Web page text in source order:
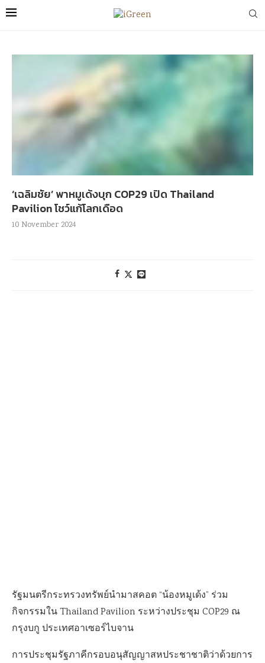
‘เฉลิมชัย’ พาหมูเด้งบุก COP29 เปิด Thailand
Pavilion โชว์แก้โลกเดือด
10 November 2024
รัฐมนตรีกระทรวงทรัพย์นำมาสคอต “น้องหมูเด้ง” ร่วม
กิจกรรมใน Thailand Pavilion ระหว่างประชุม COP29 ณ
กรุงบกู ประเทศอาเซอร์ไบจาน
การประชุมรัฐภาคีกรอบอนุสัญญาสหประชาชาติว่าด้วยการ